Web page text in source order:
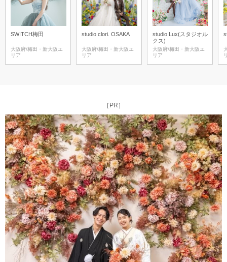
SWITCH梅田
大阪府/梅田・新大阪エ
リア
studio clori. OSAKA
大阪府/梅田・新大阪エ
リア
studio Lux(スタジオル
クス)
大阪府/梅田・新大阪エ
リア
［PR］